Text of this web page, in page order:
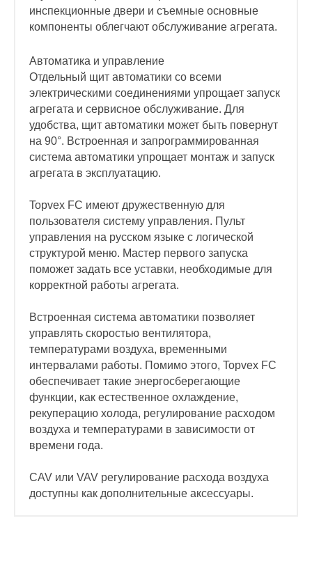
инспекционные двери и съемные основные
компоненты облегчают обслуживание агрегата.
Автоматика и управление
Отдельный щит автоматики со всеми
электрическими соединениями упрощает запуск
агрегата и сервисное обслуживание. Для
удобства, щит автоматики может быть повернут
на 90°. Встроенная и запрограммированная
система автоматики упрощает монтаж и запуск
агрегата в эксплуатацию.
Topvex FC имеют дружественную для
пользователя систему управления. Пульт
управления на русском языке с логической
структурой меню. Мастер первого запуска
поможет задать все уставки, необходимые для
корректной работы агрегата.
Встроенная система автоматики позволяет
управлять скоростью вентилятора,
температурами воздуха, временными
интервалами работы. Помимо этого, Topvex FC
обеспечивает такие энергосберегающие
функции, как естественное охлаждение,
рекуперацию холода, регулирование расходом
воздуха и температурами в зависимости от
времени года.
CAV или VAV регулирование расхода воздуха
доступны как дополнительные аксессуары.